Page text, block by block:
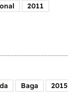
2011
Baga 2015